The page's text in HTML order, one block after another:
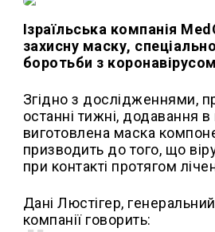
Ізраїльська компанія
захисну маску,
боротьби з
Згідно з дослідженнями,
останні тижні, додавання в
виготовлена ​​маска
призводить до того, що
при контакті протягом
Дані Люстігер,
компанії говорить: